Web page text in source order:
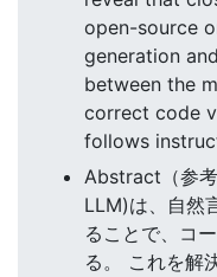
open-source
generation
between the
correct code
follows
Abstract（参
LLM)は、自然
ることで、コ
る。 これを解